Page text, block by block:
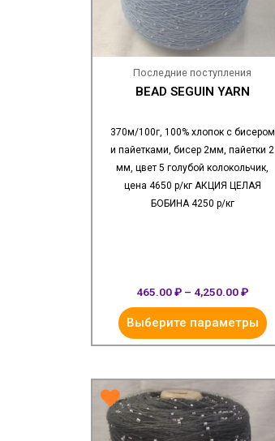
Последние поступления
BEAD SEGUIN YARN
370м/100г, 100% хлопок с бисером
и пайетками, бисер 2мм, пайетки 2
мм, цвет 5 голубой колокольчик,
цена 4650 р/кг АКЦИЯ ЦЕЛАЯ
БОБИНА 4250 р/кг
465.00₽ – 4,250.00₽
Выберите параметры